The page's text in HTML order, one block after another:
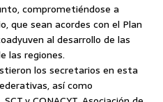
comprometiéndose a
que sean acordes con el Plan
al desarrollo de las
las regiones.
los secretarios en esta
así como